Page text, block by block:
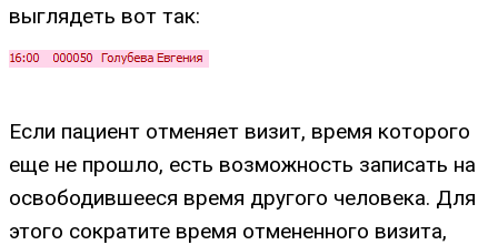
выглядеть вот так:
Если пациент отменяет визит, время которого
еще не прошло, есть возможность записать на
освободившееся время другого человека. Для
этого сократите время отмененного визита,